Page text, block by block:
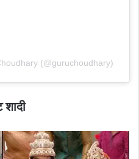
(@guruchoudhary)